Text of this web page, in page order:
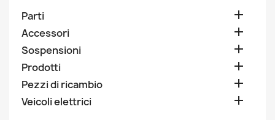
Parti 
Accessori 
Sospensioni 
Prodotti 
Pezzi di ricambio 
Veicoli elettrici 